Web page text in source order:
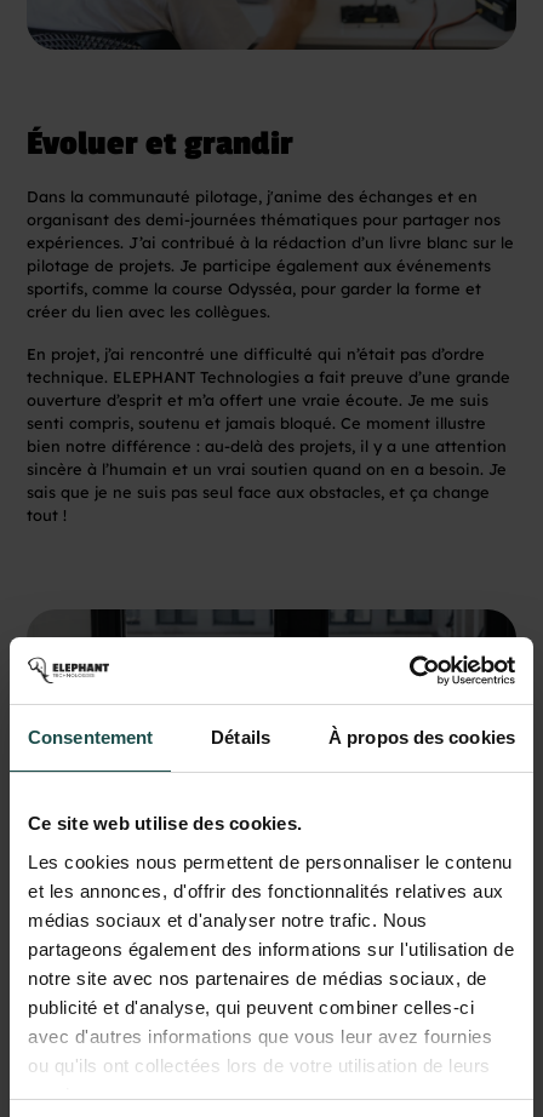
Consentement Détails À propos des cookies
Ce site web utilise des cookies.
Les cookies nous permettent de personnaliser le contenu
et les annonces, d'offrir des fonctionnalités relatives aux
médias sociaux et d'analyser notre trafic. Nous
partageons également des informations sur l'utilisation de
notre site avec nos partenaires de médias sociaux, de
publicité et d'analyse, qui peuvent combiner celles-ci
avec d'autres informations que vous leur avez fournies
ou qu'ils ont collectées lors de votre utilisation de leurs
services.
Évoluer et grandir
Dans la communauté pilotage, j'anime des échanges et en
organisant des demi-journées thématiques pour partager nos
expériences. J’ai contribué à la rédaction d’un livre blanc sur le
pilotage de projets. Je participe également aux événements
sportifs, comme la course Odysséa, pour garder la forme et
créer du lien avec les collègues.
En projet, j’ai rencontré une difficulté qui n’était pas d’ordre
technique. ELEPHANT Technologies a fait preuve d’une grande
ouverture d’esprit et m’a offert une vraie écoute. Je me suis
senti compris, soutenu et jamais bloqué. Ce moment illustre
bien notre différence : au-delà des projets, il y a une attention
sincère à l’humain et un vrai soutien quand on en a besoin. Je
sais que je ne suis pas seul face aux obstacles, et ça change
tout !
Si tu souhaites évoluer dans un